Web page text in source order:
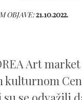
OBJAVE:21.10.2022.
Art
kulturnom